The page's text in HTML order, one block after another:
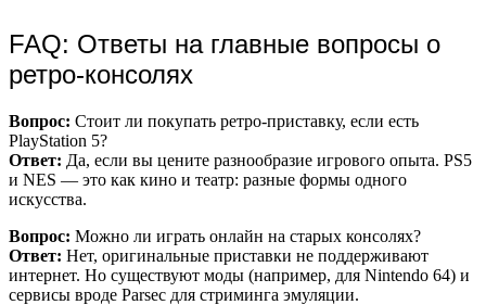
FAQ: Ответы на главные вопросы о
ретро-консолях
Вопрос: Стоит ли покупать ретро-приставку, если есть
PlayStation 5?
Ответ: Да, если вы цените разнообразие игрового опыта. PS5
и NES — это как кино и театр: разные формы одного
искусства.
Вопрос: Можно ли играть онлайн на старых консолях?
Ответ: Нет, оригинальные приставки не поддерживают
интернет. Но существуют моды (например, для Nintendo 64) и
сервисы вроде Parsec для стриминга эмуляции.